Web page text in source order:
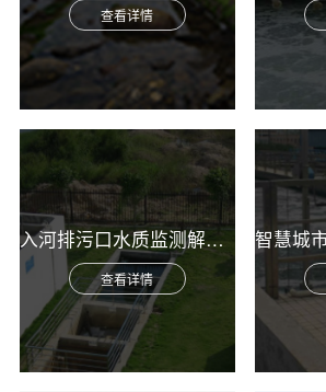
查看详情
入河排污口水质监测解决方案
查看详情